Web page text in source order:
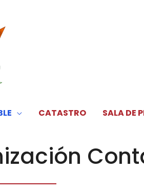
CATASTRO SALA DE